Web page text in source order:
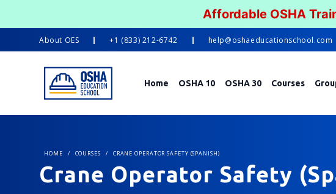
Affordable OSHA
About OES +1 (833) 212-6742 help@oshaeducationschool.com
Home OSHA 10 OSHA 30 Courses
HOME / COURSES / CRANE OPERATOR SAFETY (SPANISH)
Crane Operator Safety